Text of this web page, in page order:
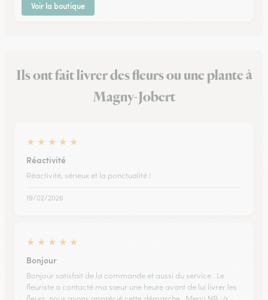
Voir la boutique
Ils ont fait livrer des fleurs ou une plante à
Magny-Jobert
★ ★ ★ ★ ★
Réactivité
Réactivité, sérieux et la ponctualité !
19/02/2026
★ ★ ★ ★ ★
Bonjour
Bonjour satisfait de la commande et aussi du service . Le
fleuriste a contacté ma sœur une heure avant de lui livrer les